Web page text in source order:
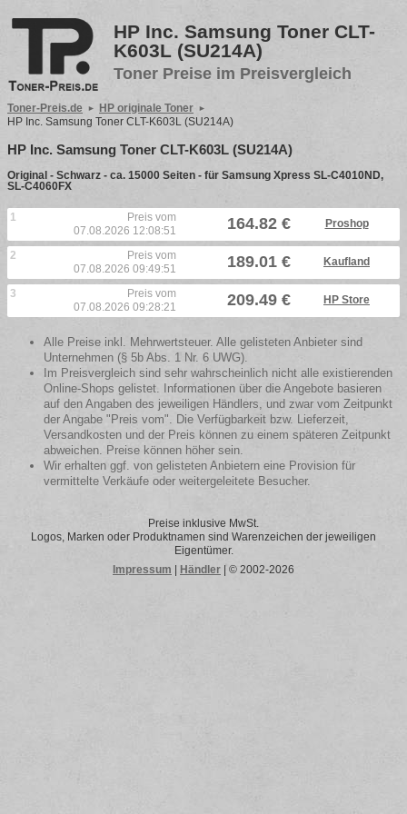
HP Inc. Samsung Toner CLT-
K603L (SU214A)
Toner Preise im Preisvergleich
Toner-Preis.de
HP originale Toner
HP Inc. Samsung Toner CLT-K603L (SU214A)
HP Inc. Samsung Toner CLT-K603L (SU214A)
Original - Schwarz - ca. 15000 Seiten - für Samsung Xpress SL-C4010ND,
SL-C4060FX
1
Preis vom
07.08.2026 12:08:51
164.82 € Proshop
2
Preis vom
07.08.2026 09:49:51
189.01 € Kaufland
3
Preis vom
07.08.2026 09:28:21
209.49 € HP Store
Alle Preise inkl. Mehrwertsteuer. Alle gelisteten Anbieter sind
Unternehmen (§ 5b Abs. 1 Nr. 6 UWG).
Im Preisvergleich sind sehr wahrscheinlich nicht alle existierenden
Online-Shops gelistet. Informationen über die Angebote basieren
auf den Angaben des jeweiligen Händlers, und zwar vom Zeitpunkt
der Angabe "Preis vom". Die Verfügbarkeit bzw. Lieferzeit,
Versandkosten und der Preis können zu einem späteren Zeitpunkt
abweichen. Preise können höher sein.
Wir erhalten ggf. von gelisteten Anbietern eine Provision für
vermittelte Verkäufe oder weitergeleitete Besucher.
Preise inklusive MwSt.
Logos, Marken oder Produktnamen sind Warenzeichen der jeweiligen
Eigentümer.
Impressum
Händler | © 2002-2026